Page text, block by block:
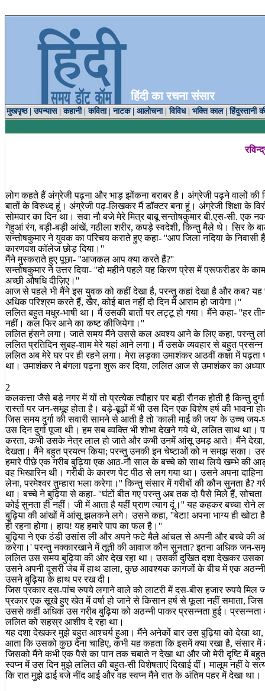
हिंदी का रचना संसार
मुखपृष्ठ|उपन्यास|कहानी|कविता|नाटक| आलोचना|विविध| भक्ति काल|हिंदुस्तानी
लोग कहते हैं अंग्रेजी पढ़ना और भाड़ झोंकना बराबर है। अंग्रेजी पढ़ने वालों की
बातों के विरुध्द हूं। अंग्रेजी पढ़-लिखकर मैं डॉक्टर बना हूं। अंग्रेजी शिक्षा के
सोमवार का दिन था। सवा नौ बजे मेरे मित्र बाबू सन्तोषकुमार बी.एस-सी.
गेहुआं रंग, बड़ी-बड़ी आंखें, गठीला शरीर, कपड़े स्वदेशी, किन्तु मैले थे। सिर
सन्तोषकुमार ने युवक का परिचय कराते हुए कहा- ''आप जिला नदिया के
कारणवश कॉलेज छोड़ दिया।''
मैंने मुस्कराते हुए पूछा- ''आजकल आप क्या करते हैं?''
सन्तोषकुमार ने उत्तर दिया- ''दो महीने पहले यह किरण प्रेस में प्रूफरीडर के
अच्छी औषधि दीज़िए।''
आज से पहले भी मैंने इस युवक को कहीं देखा है, परन्तु कहां देखा है और कब? यह
अधिक परिश्रम करते हैं, खैर, कोई बात नहीं दो दिन में आराम हो जायेगा।''
ललित बहुत मधुर-भाषी था। मैं उसकी बातों पर लट्टू हो गया। मैंने कहा- ''हर
नहीं। कल फिर आने का कष्ट कीजियेगा।''
ललित हंसने लगा। जाते समय मैंने उससे कल अवश्य आने के लिए कहा, परन्तु
ललित प्रतिदिन सुबह-शाम मेरे यहां आने लगा। मैं उसके व्यवहार से बहुत
ललित अब मेरे घर पर ही रहने लगा। मेरा लड़का उमाशंकर आठवीं कक्षा में
था। उमाशंकर ने बंगला पढ़ना शुरू कर दिया, ललित आज से उमाशंकर का
2
कलकत्ता जैसे बड़े नगर में यों तो प्रत्येक त्यौहार पर बड़ी रौनक होती है किन्तु
रास्तों पर जन-समूह होता है। बड़े-बूढ़ों में भी उस दिन एक विशेष हर्ष की भावना
जिस समय दुर्गा की सवारी सामने से आती है तो 'काली माई की जय' के उच्च
उस दिन दुर्गा पूजा थी। हम सब व्यक्ति भी शोभा देखने गये थे, ललित साथ
करता, कभी उसके नेत्र लाल हो जाते और कभी उनमें आंसू उमड़ आते। मैंने देखा,
देखता। मैंने बहुत प्रयत्न किया; परन्तु उनकी इन चेष्टाओं को न समझ सका।
हमारे पीछे एक गरीब बुढ़िया एक आठ-नौ साल के बच्चे को साथ लिये खम्भे
वह भिखारिन थी। गरीबी के कारण पेट पीठ से लग गया था। उसने अपना
लेना, परमेश्वर तुम्हारा भला करेगा।'' किन्तु संसार में गरीबों की कौन सुनता
था। बच्चे ने बुढ़िया से कहा- ''घंटों बीत गए परन्तु अब तक दो पैसे मिले हैं,
कोई सुनता ही नहीं। जी में आता है यहीं प्राण त्याग दूं।'' यह कहकर बच्चा रोने
बुढ़िया की आंखों में आंसू झलकने लगे। उसने कहा, ''बेटा! अपना भाग्य ही
ही रहना होगा। हाय! यह हमारे पाप का फल है।''
बुढ़िया ने एक ठंडी उसांस ली और अपने फटे मैले आंचल से अपनी और बच्चे की आंखें
करेगा।' परन्तु नक्कारखाने में तूती की आवाज कौन सुनता? इतना अधिक जन-
ललित उस समय बुढ़िया की ओर देख रहा था। उसकी दुखित दशा देखकर
उसने अपनी दूसरी जेब में हाथ डाला, कुछ आवश्यक कागजों के बीच में एक अठन्नी
उसने बुढ़िया के हाथ पर रख दी।
जिस प्रकार दस-पांच रुपये लगाने वाले को लाटरी में दस-बीस हजार रुपये मिल
प्रकार एक सूखे हुए खेत में वर्षा हो जाने से किसान हर्ष से फूला नहीं समाता,
उससे कहीं अधिक उस गरीब बुढ़िया को अठन्नी पाकर प्रसन्नता हुई।
ललित को सहस्र आशीष दे रहा था।
यह दशा देखकर मुझे बहुत आश्चर्य हुआ। मैंने अनेकों बार उस बुढ़िया को देखा
आता कि उसको कुछ देना चाहिए, कभी यह कहता कि इसमें क्या रखा है, संसार
जिसको मैंने कभी एक पैसे का पान तक चबाते न देखा था और जो मेरी दृष्टि में
स्वप्न में उस दिन मुझे ललित की बहुत-सी विशेषताएं दिखाई दीं। मालूम नहीं वे
कि रात मुझे ढाई बजे नींद आई और वह स्वप्न मैंने रात के अंतिम पहर में देखा था।